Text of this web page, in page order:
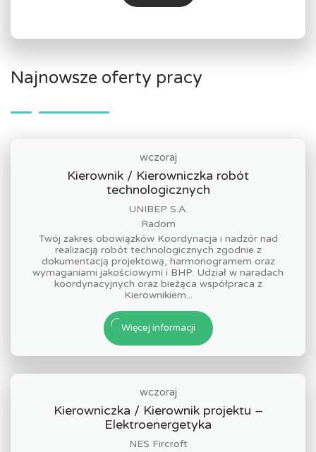
Najnowsze oferty pracy
wczoraj
Kierownik / Kierowniczka robót
technologicznych
UNIBEP S.A.
Radom
Twój zakres obowiązków Koordynacja i nadzór nad
realizacją robót technologicznych zgodnie z
dokumentacją projektową, harmonogramem oraz
wymaganiami jakościowymi i BHP. Udział w naradach
koordynacyjnych oraz bieżąca współpraca z
Kierownikiem...
Więcej informacji
wczoraj
Kierowniczka / Kierownik projektu –
Elektroenergetyka
NES Fircroft